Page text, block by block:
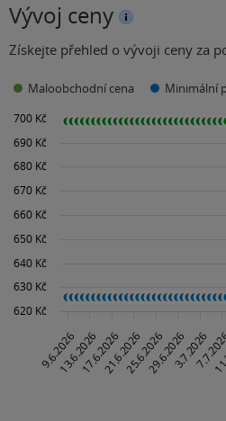
Vývoj ceny
Získejte přehled o vývoji ceny za
Maloobchodní cena Minimální